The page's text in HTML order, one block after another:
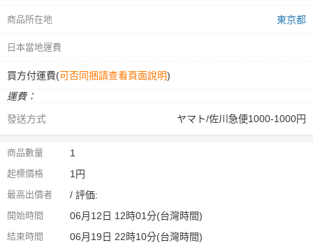
商品所在地 東京都
日本當地運費
買方付運費(可否同捆請查看頁面說明)
運費：
發送方式
ヤマト/佐川急便1000-1000円
商品數量 1
起標價格 1円
最高出價者 / 評価:
開始時間 06月12日 12時01分(台灣時間)
結束時間 06月19日 22時10分(台灣時間)